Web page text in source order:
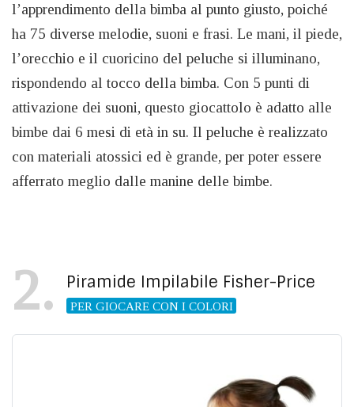
l’apprendimento della bimba al punto giusto, poiché
ha 75 diverse melodie, suoni e frasi. Le mani, il piede,
l’orecchio e il cuoricino del peluche si illuminano,
rispondendo al tocco della bimba. Con 5 punti di
attivazione dei suoni, questo giocattolo è adatto alle
bimbe dai 6 mesi di età in su. Il peluche è realizzato
con materiali atossici ed è grande, per poter essere
afferrato meglio dalle manine delle bimbe.
2 Piramide Impilabile Fisher-Price
PER GIOCARE CON I COLORI